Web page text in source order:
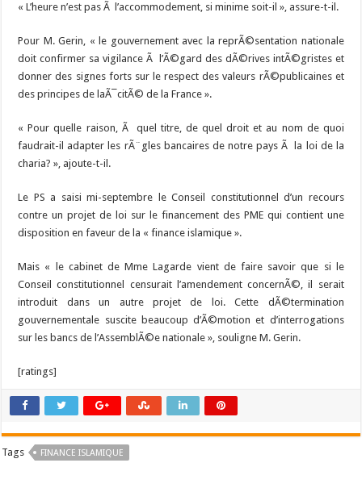
« L’heure n’est pas Ã l’accommodement, si minime soit-il », assure-t-il.
Pour M. Gerin, « le gouvernement avec la reprÃ©sentation nationale
doit confirmer sa vigilance Ã l’Ã©gard des dÃ©rives intÃ©gristes et
donner des signes forts sur le respect des valeurs rÃ©publicaines et
des principes de laÃ¯citÃ© de la France ».
« Pour quelle raison, Ã quel titre, de quel droit et au nom de quoi
faudrait-il adapter les rÃ¨gles bancaires de notre pays Ã la loi de la
charia? », ajoute-t-il.
Le PS a saisi mi-septembre le Conseil constitutionnel d’un recours
contre un projet de loi sur le financement des PME qui contient une
disposition en faveur de la « finance islamique ».
Mais « le cabinet de Mme Lagarde vient de faire savoir que si le
Conseil constitutionnel censurait l’amendement concernÃ©, il serait
introduit dans un autre projet de loi. Cette dÃ©termination
gouvernementale suscite beaucoup d’Ã©motion et d’interrogations
sur les bancs de l’AssemblÃ©e nationale », souligne M. Gerin.
[ratings]
Tags FINANCE ISLAMIQUE